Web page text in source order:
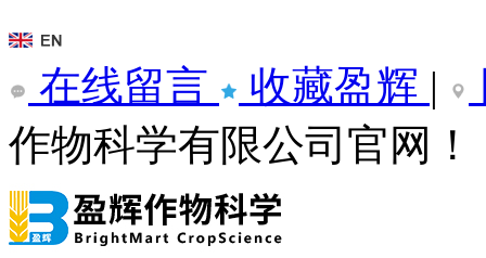
在线留言 收藏盈辉 |
作物科学有限公司官网！